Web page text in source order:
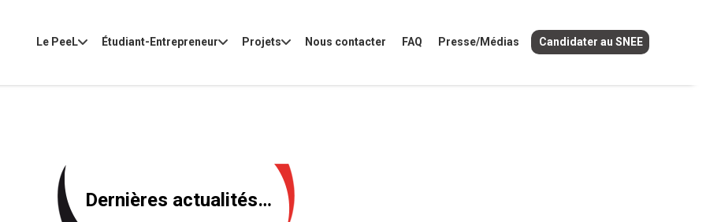
Le PeeL Étudiant-Entrepreneur Projets Nous contacter FAQ Presse/Médias Candidater au SNEE
Dernières actualités…